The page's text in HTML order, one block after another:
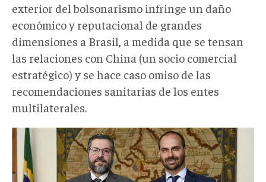
exterior del bolsonarismo infringe un daño
económico y reputacional de grandes
dimensiones a Brasil, a medida que se tensan
las relaciones con China (un socio comercial
estratégico) y se hace caso omiso de las
recomendaciones sanitarias de los entes
multilaterales.